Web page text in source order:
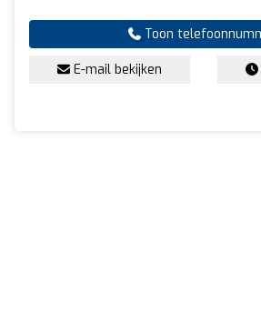
Toon
E-mail bekijken